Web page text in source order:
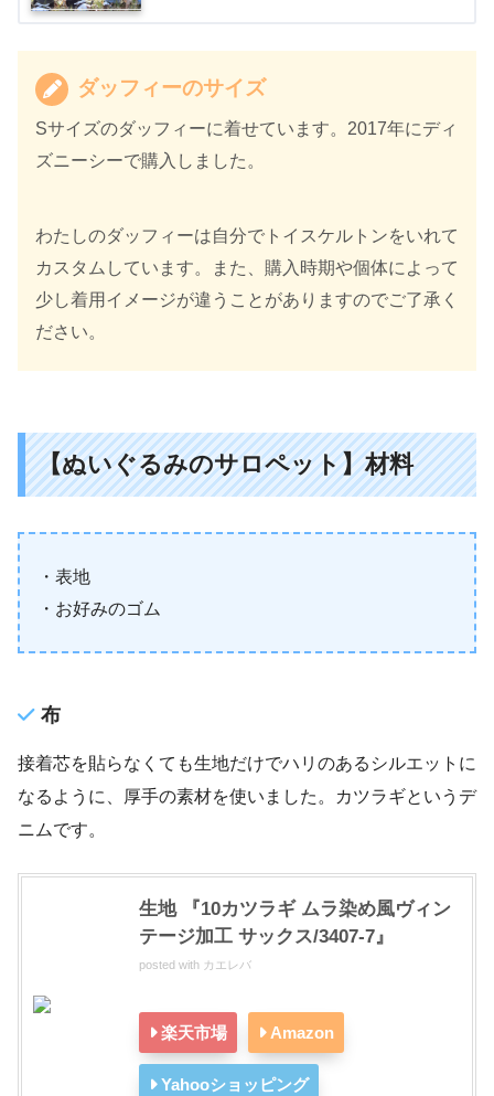
ダッフィーのサイズ
Sサイズのダッフィーに着せています。2017年にディ
ズニーシーで購入しました。
わたしのダッフィーは自分でトイスケルトンをいれて
カスタムしています。また、購入時期や個体によって
少し着用イメージが違うことがありますのでご了承く
ださい。
【ぬいぐるみのサロペット】材料
・表地
・お好みのゴム
布
接着芯を貼らなくても生地だけでハリのあるシルエットに
なるように、厚手の素材を使いました。カツラギというデ
ニムです。
生地 『10カツラギ ムラ染め風ヴィン
テージ加工 サックス/3407-7』
posted with カエレバ
楽天市場 Amazon
Yahooショッピング